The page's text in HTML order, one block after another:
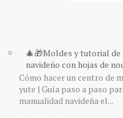
🎄🎁Moldes y tutorial de
navideño con hojas de
Cómo hacer un centro de
yute | Guía paso a paso
manualidad navideña el...